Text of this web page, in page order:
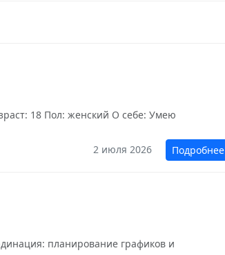
18 Пол: женский О себе: Умею
2 июля 2026
Подробнее
планирование графиков и